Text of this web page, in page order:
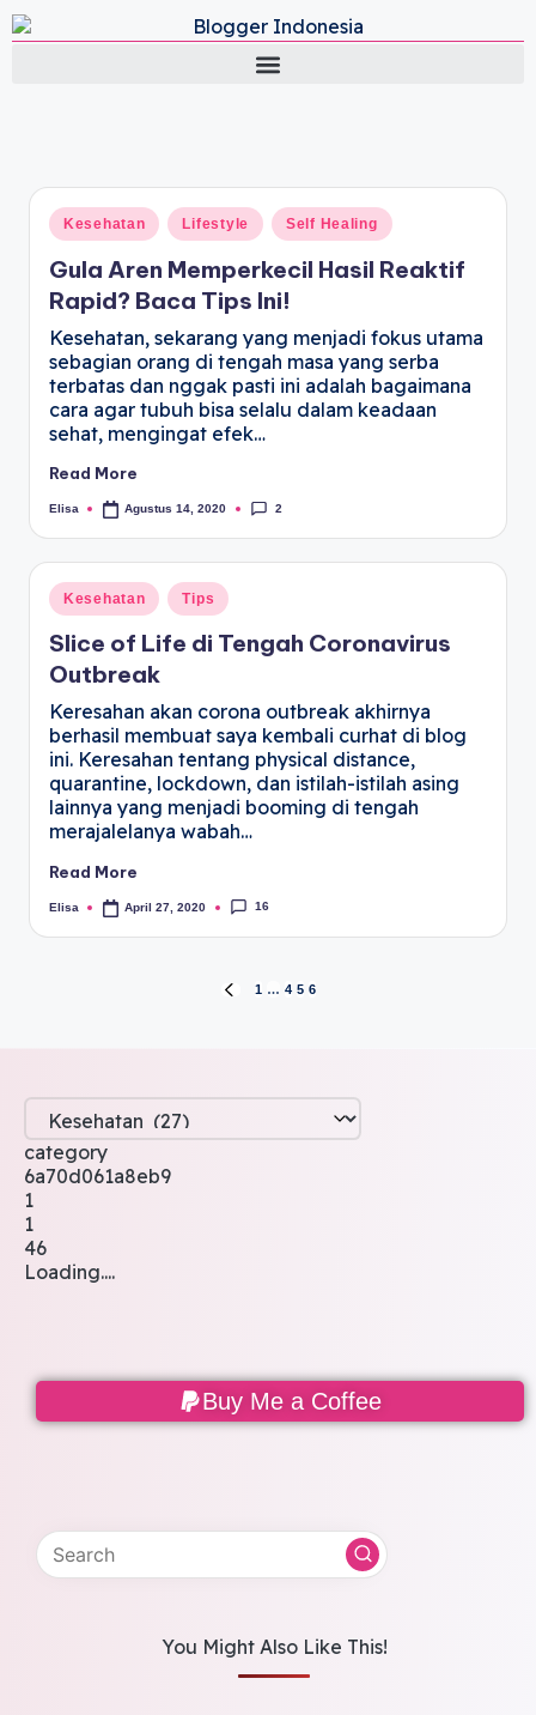
Kesehatan Lifestyle Self Healing
Gula Aren Memperkecil Hasil Reaktif
Rapid? Baca Tips Ini!
Kesehatan, sekarang yang menjadi fokus utama
sebagian orang di tengah masa yang serba
terbatas dan nggak pasti ini adalah bagaimana
cara agar tubuh bisa selalu dalam keadaan
sehat, mengingat efek…
Read More
Elisa Agustus 14, 2020 2
Kesehatan Tips
Slice of Life di Tengah Coronavirus
Outbreak
Keresahan akan corona outbreak akhirnya
berhasil membuat saya kembali curhat di blog
ini. Keresahan tentang physical distance,
quarantine, lockdown, dan istilah-istilah asing
lainnya yang menjadi booming di tengah
merajalelanya wabah…
Read More
Elisa April 27, 2020 16
1 … 4 5 6
category
6a70d061a8eb9
1
1
46
Loading....
Buy Me a Coffee
You Might Also Like This!